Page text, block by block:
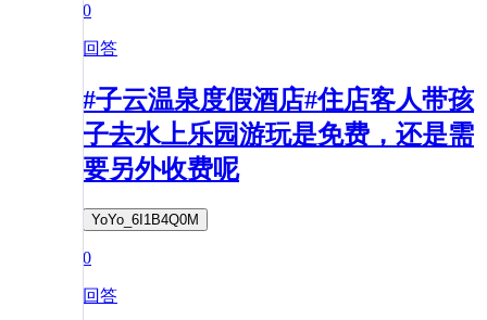
0
回答
#子云温泉度假酒店#住店客人带孩
子去水上乐园游玩是免费，还是需
要另外收费呢
YoYo_6I1B4Q0M
0
回答